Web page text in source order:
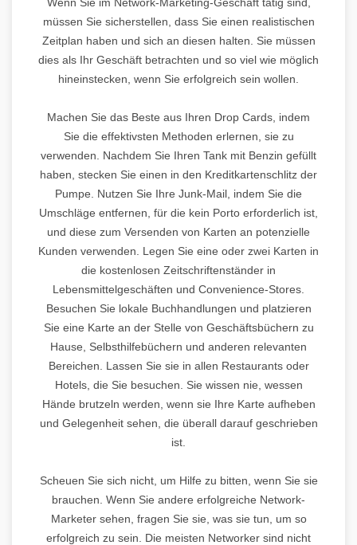
müssen Sie sicherstellen, dass Sie einen realistischen
Zeitplan haben und sich an diesen halten. Sie müssen
dies als Ihr Geschäft betrachten und so viel wie möglich
hineinstecken, wenn Sie erfolgreich sein wollen.
Machen Sie das Beste aus Ihren Drop Cards, indem
Sie die effektivsten Methoden erlernen, sie zu
verwenden. Nachdem Sie Ihren Tank mit Benzin gefüllt
haben, stecken Sie einen in den Kreditkartenschlitz der
Pumpe. Nutzen Sie Ihre Junk-Mail, indem Sie die
Umschläge entfernen, für die kein Porto erforderlich ist,
und diese zum Versenden von Karten an potenzielle
Kunden verwenden. Legen Sie eine oder zwei Karten in
die kostenlosen Zeitschriftenständer in
Lebensmittelgeschäften und Convenience-Stores.
Besuchen Sie lokale Buchhandlungen und platzieren
Sie eine Karte an der Stelle von Geschäftsbüchern zu
Hause, Selbsthilfebüchern und anderen relevanten
Bereichen. Lassen Sie sie in allen Restaurants oder
Hotels, die Sie besuchen. Sie wissen nie, wessen
Hände brutzeln werden, wenn sie Ihre Karte aufheben
und Gelegenheit sehen, die überall darauf geschrieben
ist.
Scheuen Sie sich nicht, um Hilfe zu bitten, wenn Sie sie
brauchen. Wenn Sie andere erfolgreiche Network-
Marketer sehen, fragen Sie sie, was sie tun, um so
erfolgreich zu sein. Die meisten Networker sind nicht